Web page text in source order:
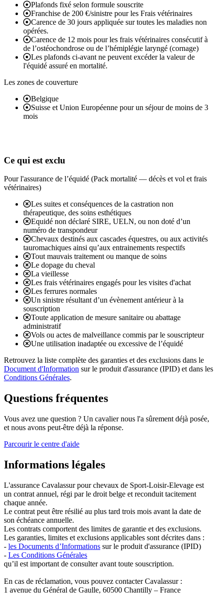
Plafonds fixé selon formule souscrite
Franchise de 200 €/sinistre pour les Frais vétérinaires
Carence de 30 jours appliquée sur toutes les maladies non
opérées.
Carence de 12 mois pour les frais vétérinaires consécutif à
de l’ostéochondrose ou de l’hémiplégie laryngé (cornage)
Les plafonds ci-avant ne peuvent excéder la valeur de
l'équidé assuré en mortalité.
Les zones de couverture
Belgique
Suisse et Union Européenne pour un séjour de moins de 3
mois
Ce qui est exclu
Pour l'assurance de l’équidé (Pack mortalité — décès et vol et frais
vétérinaires)
Les suites et conséquences de la castration non
thérapeutique, des soins esthétiques
Equidé non déclaré SIRE, UELN, ou non doté d’un
numéro de transpondeur
Chevaux destinés aux cascades équestres, ou aux activités
tauromachiques ainsi qu’aux entrainements respectifs
Tout mauvais traitement ou manque de soins
Le dopage du cheval
La vieillesse
Les frais vétérinaires engagés pour les visites d'achat
Les ferrures normales
Un sinistre résultant d’un évènement antérieur à la
souscription
Toute application de mesure sanitaire ou abattage
administratif
Vols ou actes de malveillance commis par le souscripteur
Une utilisation inadaptée ou excessive de l’équidé
Retrouvez la liste complète des garanties et des exclusions dans le
Document d'Information sur le produit d'assurance (IPID) et dans les
Conditions Générales.
Questions fréquentes
Vous avez une question ? Un cavalier nous l'a sûrement déjà posée,
et nous avons peut-être déjà la réponse.
Parcourir le centre d'aide
Informations légales
L'assurance Cavalassur pour chevaux de Sport-Loisir-Elevage est
un contrat annuel, régi par le droit belge et reconduit tacitement
chaque année.
Le contrat peut être résilié au plus tard trois mois avant la date de
son échéance annuelle.
Les contrats comportent des limites de garantie et des exclusions.
Les garanties, limites et exclusions applicables sont décrites dans :
- les Documents d’Informations sur le produit d'assurance (IPID)
- Les Conditions Générales
qu’il est important de consulter avant toute souscription.
En cas de réclamation, vous pouvez contacter Cavalassur :
1 avenue du Général de Gaulle, 60500 Chantilly – France